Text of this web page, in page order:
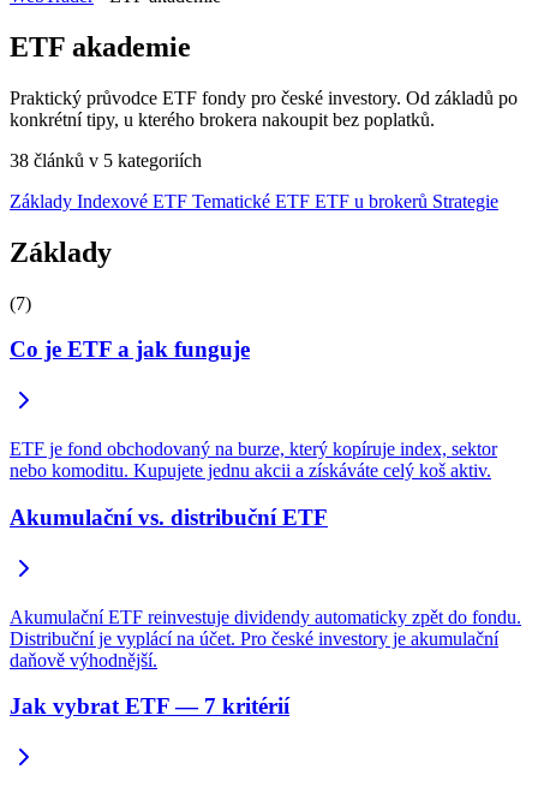
ETF akademie
Praktický průvodce ETF fondy pro české investory. Od základů po
konkrétní tipy, u kterého brokera nakoupit bez poplatků.
38 článků v 5 kategoriích
Základy Indexové ETF Tematické ETF ETF u brokerů Strategie
Základy
(7)
Co je ETF a jak funguje
ETF je fond obchodovaný na burze, který kopíruje index, sektor
nebo komoditu. Kupujete jednu akcii a získáváte celý koš aktiv.
Akumulační vs. distribuční ETF
Akumulační ETF reinvestuje dividendy automaticky zpět do fondu.
Distribuční je vyplácí na účet. Pro české investory je akumulační
daňově výhodnější.
Jak vybrat ETF — 7 kritérií